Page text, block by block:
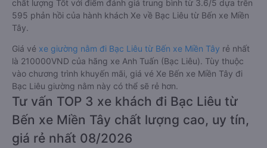
chất lượng Tốt với điểm đánh giá trung bình từ 3.6/5 dựa trên
595 phản hồi của hành khách Xe về Bạc Liêu từ Bến xe Miền
Tây.
Giá vé xe giường nằm đi Bạc Liêu từ Bến xe Miền Tây rẻ nhất
là 210000VND của hãng xe Anh Tuấn (Bạc Liêu). Tùy thuộc
vào chương trình khuyến mãi, giá vé Xe Bến xe Miền Tây đi
Bạc Liêu giường nằm này có thể sẽ rẻ hơn.
Tư vấn TOP 3 xe khách đi Bạc Liêu từ
Bến xe Miền Tây chất lượng cao, uy tín,
giá rẻ nhất 08/2026